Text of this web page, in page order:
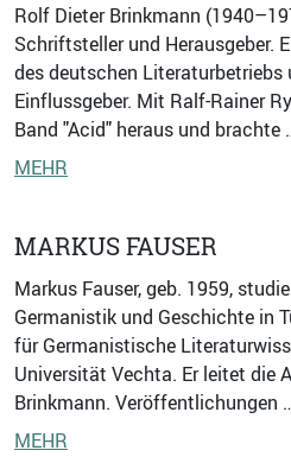
Rolf Dieter Brinkmann
Schriftsteller und Herausgeber.
des deutschen Literaturbetriebs
Einflussgeber. Mit Ralf-Rainer
Band "Acid" heraus und brachte
MEHR
MARKUS FAUSER
Markus Fauser, geb. 1959,
Germanistik und Geschichte in
für Germanistische
Universität Vechta. Er leitet die
Brinkmann. Veröffentlichungen
MEHR